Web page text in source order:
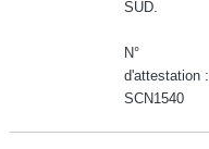
SÜD.
N°
d'attestation :
SCN1540